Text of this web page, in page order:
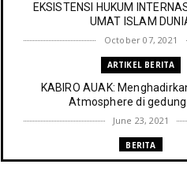
EKSISTENSI HUKUM
UMAT ISLAM
October 07, 2021
ARTIKEL BERITA
KABIRO AUAK:
Atmosphere di gedung
June 23, 2021
BERITA